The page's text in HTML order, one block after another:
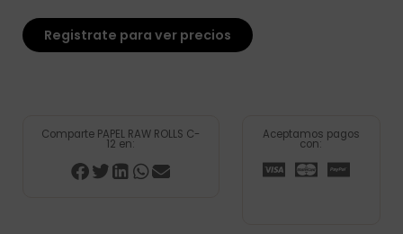
Registrate para ver precios
Comparte PAPEL RAW ROLLS C-
12 en:
Aceptamos pagos
con: